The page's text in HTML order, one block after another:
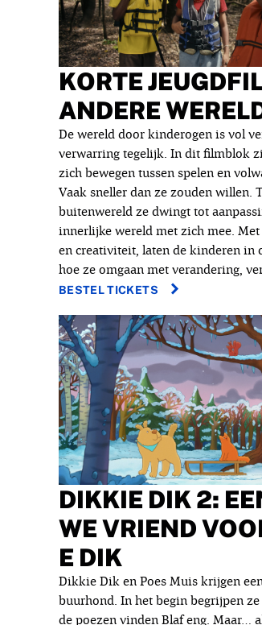
KORTE
ANDERE
De wereld door kinderogen is vol
verwarring tegelijk. In dit filmblok
zich bewegen tussen spelen en
Vaak sneller dan ze zouden willen.
buitenwereld ze dwingt tot
innerlijke wereld met zich mee.
en creativiteit, laten de kinderen in
hoe ze omgaan met verandering,
BESTEL TICKETS
DIKKIE DIK 2:
WE VRIEND
E DIK
Dikkie Dik en Poes Muis krijgen
buurhond. In het begin begrijpen
de poezen vinden Blaf eng. Maar…